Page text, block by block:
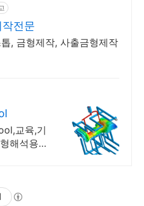
전문
, 금형제작, 사출금형제작
교육,기
해석용